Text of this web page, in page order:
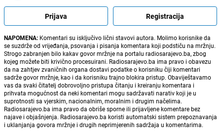
Prijava Registracija
NAPOMENA: Komentari su isključivo lični stavovi autora. Molimo korisnike da
se suzdrže od vrijeđanja, psovanja i pisanja komentara koji podstiču na mržnju.
Strogo zabranjen bilo kakav govor mržnje na portalu radiosarajevo.ba, zbog
kojeg možete biti krivično procesuirani. Radiosarajevo.ba ima pravo i obavezu
da na zahtjev zvaničnih organa dostavi podatke o korisniku čiji komentari
sadrže govor mržnje, kao i da korisniku trajno blokira pristup. Obaviještavamo
vas da svaki čitatelj dobrovoljno pristupa čitanju i kreiranju komentara i
prihvata mogućnost da neki komentari mogu sadržavati narativ koji je u
suprotnosti sa vjerskim, nacionalnim, moralnim i drugim načelima.
Radiosarajevo.ba ima pravo da obriše sporne ili prijavljene komentare bez
najave i objašnjenja. Radiosarajevo.ba koristi automatski sistem prepoznavanja
i uklanjanja govora mržnje i drugih neprimjerenih sadržaja u komentarima.